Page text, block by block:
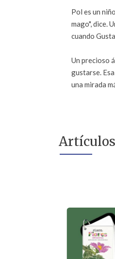
Pol es un
mago", dice.
cuando
Un precioso
gustarse.
una mirada